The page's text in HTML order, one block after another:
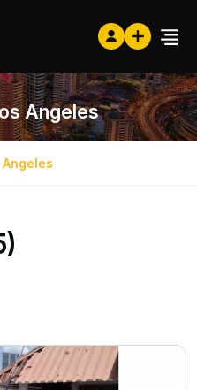
Angeles
Angeles